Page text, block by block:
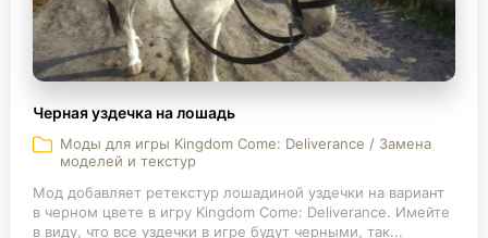
Черная уздечка на лошадь
Моды для игры Kingdom Come: Deliverance / Замена
моделей и текстур
Мод добавляет ретекстур лошадиной уздечки на вариант
в черном цвете в игру Kingdom Come: Deliverance. Имейте
в виду, что все уздечки в игре будут черными, так...